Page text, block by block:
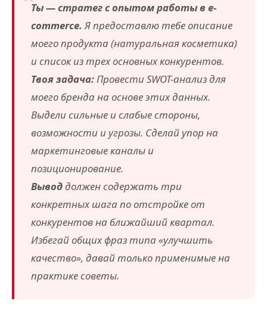
Ты — стратег с опытом работы в e-
commerce. Я предоставлю тебе описание
моего продукта (натуральная косметика)
и список из трех основных конкурентов.
Твоя задача:Провести SWOT-анализ для
моего бренда на основе этих данных.
Выдели сильные и слабые стороны,
возможности и угрозы. Сделай упор на
маркетинговые каналы и
позиционирование.
Выводдолжен содержать три
конкретных шага по отстройке от
конкурентов на ближайший квартал.
Избегай общих фраз типа «улучшить
качество», давай только применимые на
практике советы.